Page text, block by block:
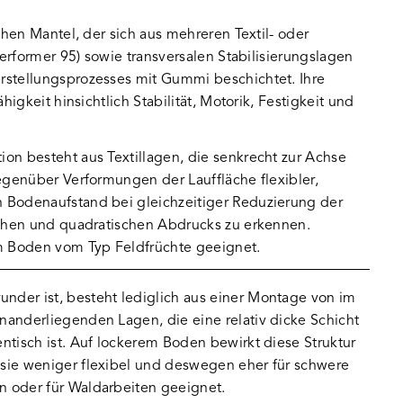
Mantel, der sich aus mehreren Textil- oder
95) sowie transversalen Stabilisierungslagen
mit Gummi beschichtet. Ihre
hinsichtlich Stabilität, Motorik, Festigkeit und
besteht aus Textillagen, die senkrecht zur Achse
Verformungen der Lauffläche flexibler,
bei gleichzeitiger Reduzierung der
und quadratischen Abdrucks zu erkennen.
vom Typ Feldfrüchte geeignet.
ist, besteht lediglich aus einer Montage von im
Lagen, die eine relativ dicke Schicht
ist. Auf lockerem Boden bewirkt diese Struktur
weniger flexibel und deswegen eher für schwere
oder für Waldarbeiten geeignet.